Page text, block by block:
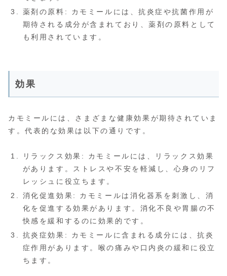
薬剤の原料: カモミールには、抗炎症や抗菌作用が
期待される成分が含まれており、薬剤の原料として
も利用されています。
効果
カモミールには、さまざまな健康効果が期待されていま
す。代表的な効果は以下の通りです。
リラックス効果: カモミールには、リラックス効果
があります。ストレスや不安を軽減し、心身のリフ
レッシュに役立ちます。
消化促進効果: カモミールは消化器系を刺激し、消
化を促進する効果があります。消化不良や胃腸の不
快感を緩和するのに効果的です。
抗炎症効果: カモミールに含まれる成分には、抗炎
症作用があります。喉の痛みや口内炎の緩和に役立
ちます。